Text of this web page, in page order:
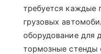
требуется каждые
грузовых
оборудование для
тормозные стенды